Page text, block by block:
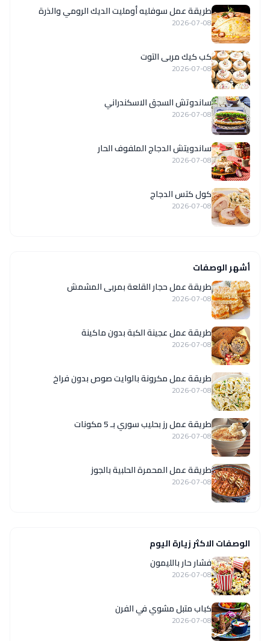
طريقة عمل سوفليه أومليت الديك الرومي والذرة
2026-07-08
كب كيك مربى التوت
2026-07-08
ساندوتش السجق الاسكندراني
2026-07-08
ساندويتش الدجاج الملفوف الحار
2026-07-08
كول كتس الدجاج
2026-07-08
أشهر الوصفات
طريقة عمل حجار القلعة بمربى المشمش
2026-07-08
طريقة عمل عجينة الكبة بدون ماكينة
2026-07-08
طريقة عمل مكرونة بالوايت صوص بدون فراخ
2026-07-08
طريقة عمل رز بحليب سوري بـ 5 مكونات
2026-07-08
طريقة عمل المحمرة الحلبية بالجوز
2026-07-08
الوصفات الاكثر زيارة اليوم
فشار حار بالليمون
2026-07-08
كباب متبل مشوي في الفرن
2026-07-08